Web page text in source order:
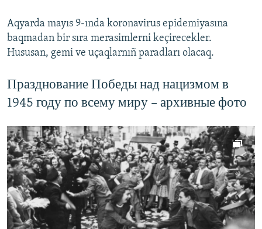
Aqyarda mayıs 9-ında koronavirus epidemiyasına
baqmadan bir sıra merasimlerni keçirecekler.
Hususan, gemi ve uçaqlarnıñ paradları olacaq.
Празднование Победы над нацизмом в
1945 году по всему миру – архивные фото